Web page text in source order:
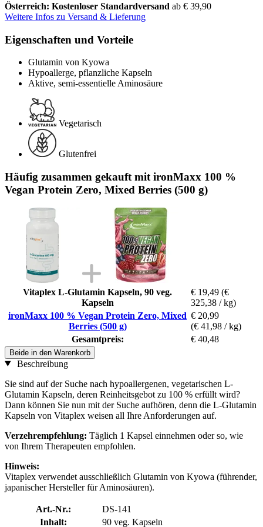
Österreich: Kostenloser Standardversand ab € 39,90
Weitere Infos zu Versand & Lieferung
Eigenschaften und Vorteile
Glutamin von Kyowa
Hypoallerge, pflanzliche Kapseln
Aktive, semi-essentielle Aminosäure
Vegetarisch
Glutenfrei
Häufig zusammen gekauft mit ironMaxx 100 %
Vegan Protein Zero, Mixed Berries (500 g)
Vitaplex L-Glutamin Kapseln, 90 veg.
Kapseln
€ 19,49 (€
325,38 / kg)
ironMaxx 100 % Vegan Protein Zero, Mixed
Berries (500 g)
€ 20,99
(€ 41,98 / kg)
Gesamtpreis:
€ 40,48
Beide in den Warenkorb
Beschreibung
Sie sind auf der Suche nach hypoallergenen, vegetarischen L-
Glutamin Kapseln, deren Reinheitsgebot zu 100 % erfüllt wird?
Dann können Sie nun mit der Suche aufhören, denn die L-Glutamin
Kapseln von Vitaplex weisen all Ihre Anforderungen auf.
Verzehrempfehlung: Täglich 1 Kapsel einnehmen oder so, wie
von Ihrem Therapeuten empfohlen.
Hinweis:
Vitaplex verwendet ausschließlich Glutamin von Kyowa (führender,
japanischer Hersteller für Aminosäuren).
Art.-Nr.:
DS-141
Inhalt:
90 veg. Kapseln